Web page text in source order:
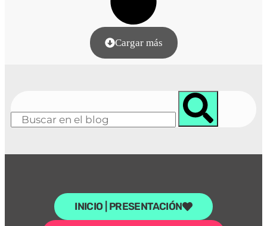
Cargar más
INICIO | PRESENTACIÓN